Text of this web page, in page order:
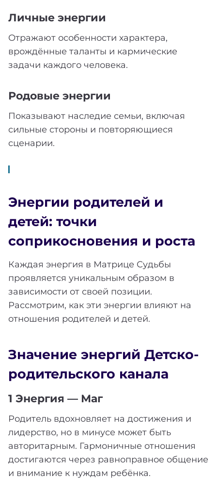
Личные энергии
Отражают особенности характера,
врождённые таланты и кармические
задачи каждого человека.
Родовые энергии
Показывают наследие семьи, включая
сильные стороны и повторяющиеся
сценарии.
Энергии родителей и
детей: точки
соприкосновения и роста
Каждая энергия в Матрице Судьбы
проявляется уникальным образом в
зависимости от своей позиции.
Рассмотрим, как эти энергии влияют на
отношения родителей и детей.
Значение энергий Детско-
родительского канала
1 Энергия — Маг
Родитель вдохновляет на достижения и
лидерство, но в минусе может быть
авторитарным. Гармоничные отношения
достигаются через равноправное общение
и внимание к нуждам ребёнка.